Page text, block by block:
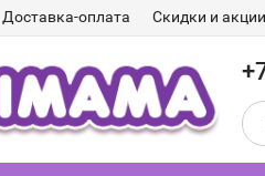
Доставка-оплата Скидки и акции